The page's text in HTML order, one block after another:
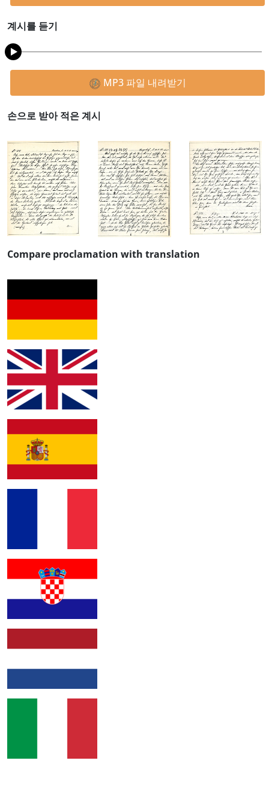
계시를 듣기
MP3 파일 내려받기
손으로 받아 적은 계시
Compare proclamation with translation